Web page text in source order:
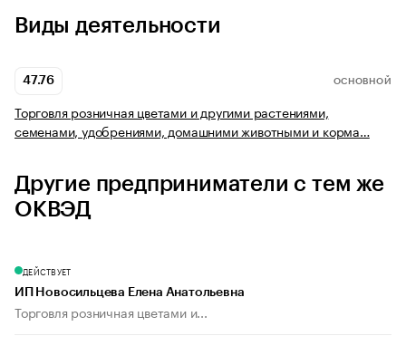
Виды деятельности
47.76 ОСНОВНОЙ
Торговля розничная цветами и другими растениями,
семенами, удобрениями, домашними животными и корма…
Другие предприниматели с тем же
ОКВЭД
ДЕЙСТВУЕТ
ИП Новосильцева Елена Анатольевна
Торговля розничная цветами и...